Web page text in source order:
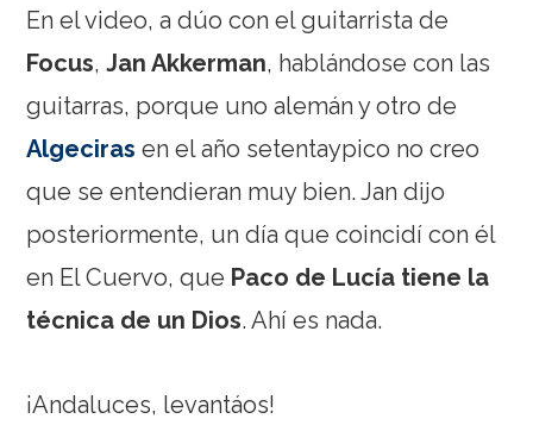
En el video, a dúo con el guitarrista de
Focus,Jan Akkerman, hablándose con las
guitarras, porque uno alemán y otro de
Algecirasen el año setentaypico no creo
que se entendieran muy bien. Jan dijo
posteriormente, un día que coincidí con él
en El Cuervo, que Paco de Lucía tiene la
técnica de un Dios. Ahí es nada.
¡Andaluces, levantáos!